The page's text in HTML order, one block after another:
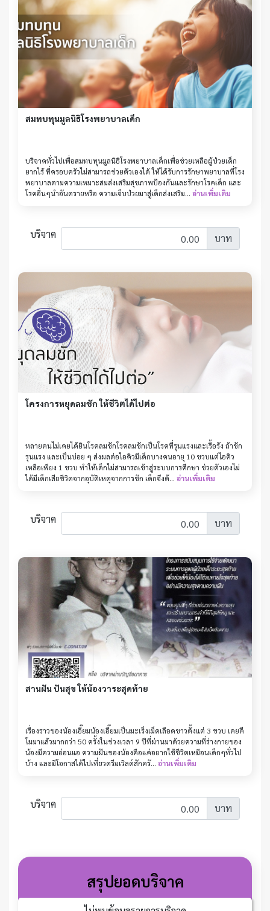
สมทบทุนมูลนิธิโรงพยาบาลเด็ก
บริจาคทั่วไปเพื่อสมทบทุนมูลนิธิโรงพยาบาลเด็กเพื่อช่วยเหลือผู้ป่วยเด็ก
ยากไร้ ที่ครอบครัวไม่สามารถช่วยตัวเองได้ ให้ได้รับการรักษาพยาบาลที่โรง
พยาบาลตามความเหมาะสมส่งเสริมสุขภาพป้องกันและรักษาโรคเด็ก และ
โรคอื่นๆนำอันตรายหรือ ความเจ็บป่วยมาสู่เด็กส่งเสริม... อ่านเพิ่มเติม
บริจาค บาท
โครงการหยุดลมชัก ให้ชีวิตได้ไปต่อ
หลายคนไม่เคยได้ยินโรคลมชักโรคลมชักเป็นโรคที่รุนแรงและเรื้อรัง ถ้าชัก
รุนแรง และเป็นบ่อย ๆ ส่งผลต่อไอคิวมีเด็กบางคนอายุ 10 ขวบแต่ไอคิว
เหลือเพียง 1 ขวบ ทำให้เด็กไม่สามารถเข้าสู่ระบบการศึกษา ช่วยตัวเองไม่
ได้มีเด็กเสียชีวิตจากอุบัติเหตุจากการชัก เด็กจึงต้... อ่านเพิ่มเติม
บริจาค บาท
สานฝัน ปันสุข ให้น้องวาระสุดท้าย
เรื่องราวของน้องเอี๊ยมน้องเอี๊ยมเป็นมะเร็งเม็ดเลือดขาวตั้งแต่ 3 ขวบ เคยคี
โมมาแล้วมากกว่า 50 ครั้งในช่วงเวลา 9 ปีที่ผ่านมาด้วยความที่ร่างกายของ
น้องมีความอ่อนแอ ความฝันของน้องคือแค่อยากใช้ชีวิตเหมือนเด็กๆทั่วไป
บ้าง และมีโอกาสได้ไปเที่ยวดรีมเวิลด์สักครั... อ่านเพิ่มเติม
บริจาค บาท
สรุปยอดบริจาค